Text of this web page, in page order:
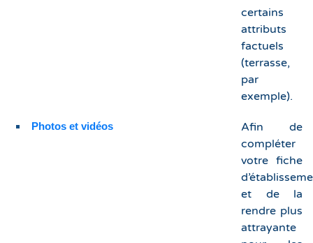
certains
attributs
factuels
(terrasse,
par
exemple).
Photos et vidéos
Afin de
compléter
votre fiche
et de la
rendre plus
attrayante